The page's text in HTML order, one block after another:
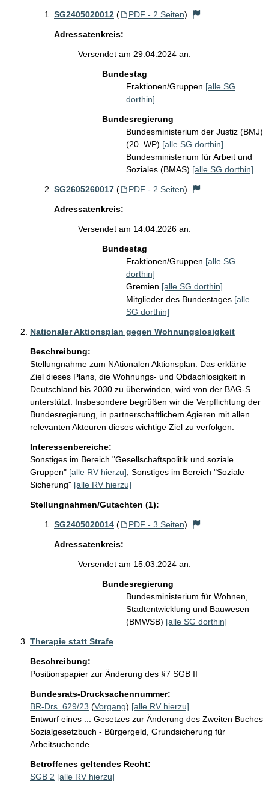
SG2405020012 ( PDF - 2 Seiten)
Adressatenkreis:
Versendet am 29.04.2024 an:
Bundestag
Fraktionen/Gruppen [alle SG
dorthin]
Bundesregierung
Bundesministerium der Justiz (BMJ)
(20. WP) [alle SG dorthin]
Bundesministerium für Arbeit und
Soziales (BMAS) [alle SG dorthin]
SG2605260017 ( PDF - 2 Seiten)
Adressatenkreis:
Versendet am 14.04.2026 an:
Bundestag
Fraktionen/Gruppen [alle SG
dorthin]
Gremien [alle SG dorthin]
Mitglieder des Bundestages [alle
SG dorthin]
Nationaler Aktionsplan gegen Wohnungslosigkeit
Beschreibung:
Stellungnahme zum NAtionalen Aktionsplan. Das erklärte
Ziel dieses Plans, die Wohnungs- und Obdachlosigkeit in
Deutschland bis 2030 zu überwinden, wird von der BAG-S
unterstützt. Insbesondere begrüßen wir die Verpflichtung der
Bundesregierung, in partnerschaftlichem Agieren mit allen
relevanten Akteuren dieses wichtige Ziel zu verfolgen.
Interessenbereiche:
Sonstiges im Bereich "Gesellschaftspolitik und soziale
Gruppen" [alle RV hierzu]; Sonstiges im Bereich "Soziale
Sicherung" [alle RV hierzu]
Stellungnahmen/Gutachten (1):
SG2405020014 ( PDF - 3 Seiten)
Adressatenkreis:
Versendet am 15.03.2024 an:
Bundesregierung
Bundesministerium für Wohnen,
Stadtentwicklung und Bauwesen
(BMWSB) [alle SG dorthin]
Therapie statt Strafe
Beschreibung:
Positionspapier zur Änderung des §7 SGB II
Bundesrats-Drucksachennummer:
BR-Drs. 629/23 (Vorgang) [alle RV hierzu]
Entwurf eines ... Gesetzes zur Änderung des Zweiten Buches
Sozialgesetzbuch - Bürgergeld, Grundsicherung für
Arbeitsuchende
Betroffenes geltendes Recht:
SGB 2 [alle RV hierzu]